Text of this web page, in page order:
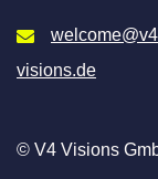
visions.de
© V4 Visions